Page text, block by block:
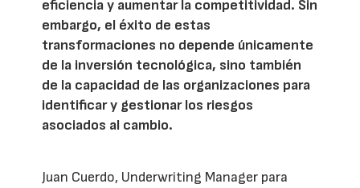
eficiencia y aumentar la competitividad. Sin
embargo, el éxito de estas
transformaciones no depende únicamente
de la inversión tecnológica, sino también
de la capacidad de las organizaciones para
identificar y gestionar los riesgos
asociados al cambio.
Juan Cuerdo, Underwriting Manager para